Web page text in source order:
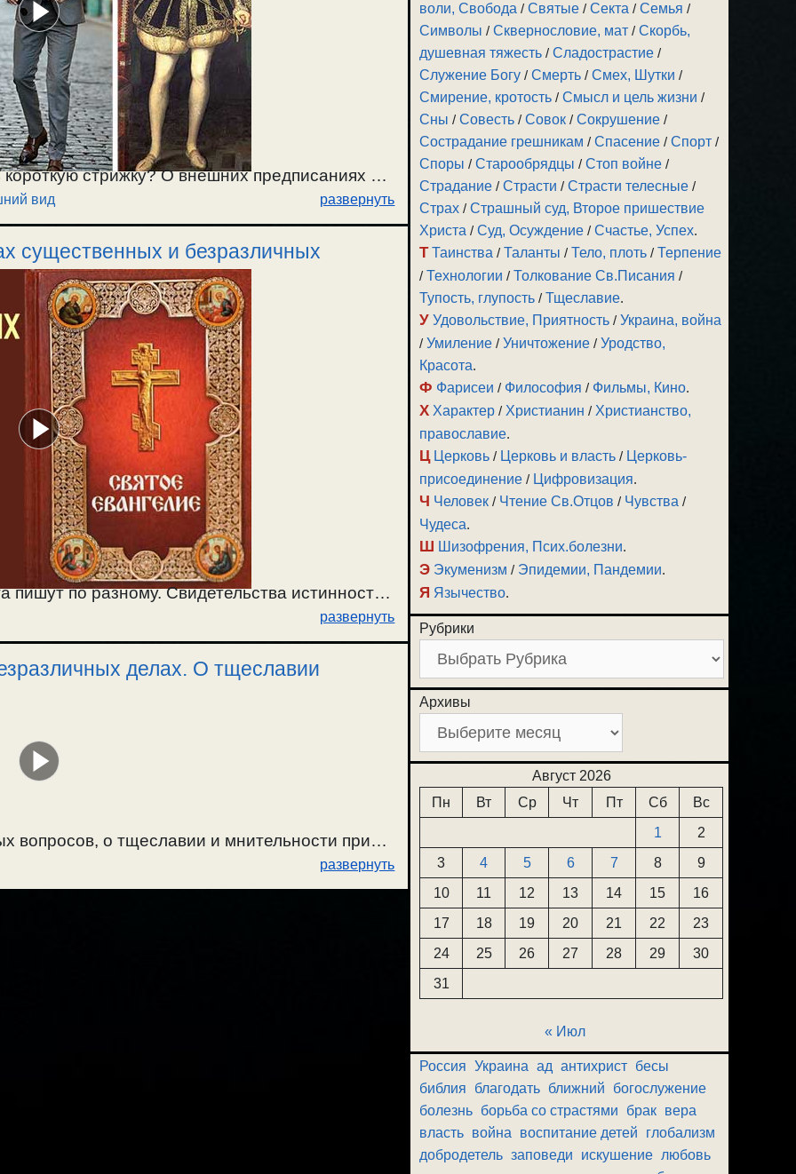
стрижку? О внешних предписаниях и
времена. / 20.08.2021г.
вид развернуть
существенных и безразличных
пишут по разному. Свидетельства истинности
и безразличных в деле спасения души. /
развернуть
делах. О тщеславии
вопросов, о тщеславии и мнительности при
чувствах при этом. Мы сами возгрели в себе
развернуть
воли, Свобода /Святые /Секта /Семья /
Символы /Сквернословие, мат /Скорбь,
душевная тяжесть /Сладострастие /
Служение Богу /Смерть /Смех, Шутки /
Смирение, кротость /Смысл и цель жизни /
Сны /Совесть /Совок /Сокрушение /
Сострадание грешникам /Спасение /Спорт /
Споры /Старообрядцы /Стоп войне /
Страдание /Страсти /Страсти телесные /
Страх /Страшный суд, Второе пришествие
Христа /Суд, Осуждение /Счастье, Успех.
Т Таинства /Таланты /Тело, плоть /Терпение
/Технологии /Толкование Св.Писания /
Тупость, глупость /Тщеславие.
У Удовольствие, Приятность /Украина, война
/Умиление /Уничтожение /Уродство,
Красота.
Ф Фарисеи / Философия / Фильмы, Кино.
Х Характер / Христианин / Христианство,
православие.
Ц Церковь / Церковь и власть / Церковь-
присоединение / Цифровизация.
Ч Человек / Чтение Св.Отцов / Чувства /
Чудеса.
Ш Шизофрения, Псих.болезни.
Э Экуменизм / Эпидемии, Пандемии.
Я Язычество.
Рубрики
Архивы
Август 2026
Пн
Вт Ср Чт Пт Сб
Вс
1
2
3
4 5 6 7 8
9
10
11 12 13 14 15
16
17
18 19 20 21 22
23
24
25 26 27 28 29
30
31
« Июл
Россия Украина ад антихрист бесы
библия
благодать ближний
богослужение
болезнь борьба со страстями брак вера
власть война воспитание детей
глобализм
добродетель заповеди искушение любовь